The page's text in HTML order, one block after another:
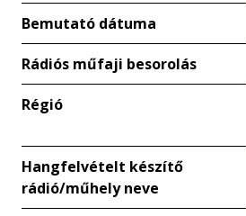
Bemutató dátuma
Rádiós műfaji besorolás
Régió
Hangfelvételt készítő
rádió/műhely neve